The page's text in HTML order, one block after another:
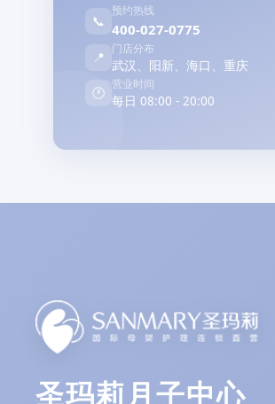
📞
预约热线
400-027-0775
📍
门店分布
武汉、阳新、海口、重庆
🕐
营业时间
每日 08:00 - 20:00
圣玛莉月子中心